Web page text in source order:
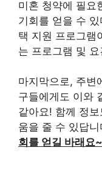
미혼 청약에 필요
기회를 얻을 수
택 지원 프로그램
는 프로그램 및
마지막으로, 주변
구들에게도 이와
같아요! 함께 정
움을 줄 수 있답니
회를 얻길 바래요